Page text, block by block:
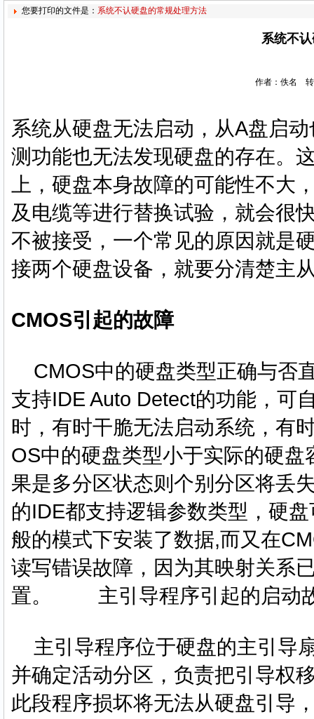
您要打印的文件是： 系统不认硬盘的常规处理方法
系统不
作者：佚名 转
系统从硬盘无法启动，从A盘启
测功能也无法发现硬盘的存在。
上，硬盘本身故障的可能性不大
及电缆等进行替换试验，就会很
不被接受，一个常见的原因就是
接两个硬盘设备，就要分清楚主
CMOS引起的故障
CMOS中的硬盘类型正确与否
支持IDE Auto Detect的功能，可
时，有时干脆无法启动系统，有
OS中的硬盘类型小于实际的硬
果是多分区状态则个别分区将丢
的IDE都支持逻辑参数类型，硬
般的模式下安装了数据,而又在
读写错误故障，因为其映射关系
置。 主引导程序引起的启动
主引导程序位于硬盘的主引导
并确定活动分区，负责把引导权
此段程序损坏将无法从硬盘引导